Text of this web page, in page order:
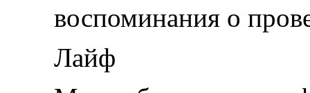
воспоминания о
Лайф